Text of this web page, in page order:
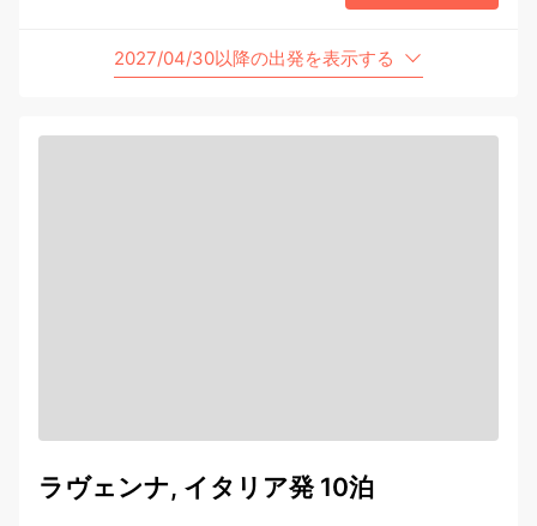
2027/04/30以降の出発を表示する
ラヴェンナ, イタリア発 10泊